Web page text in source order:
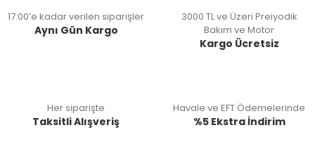
17:00’e kadar verilen siparişler
Aynı Gün Kargo
3000 TL ve Üzeri Preiyodik
Bakım ve Motor
Kargo Ücretsiz
Her siparişte
Taksitli Alışveriş
Havale ve EFT Ödemelerinde
%5 Ekstra İndirim